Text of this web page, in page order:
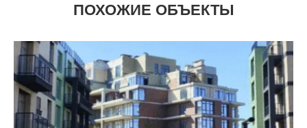
ПОХОЖИЕ ОБЪЕКТЫ